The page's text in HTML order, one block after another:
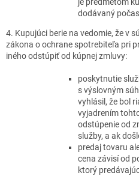
je predmetom
dodávaný
4. Kupujúci berie na vedomie, že v
zákona o ochrane spotrebiteľa pri
iného odstúpiť od kúpnej zmluvy:
poskytnutie
s výslovným
vyhlásil, že bol
vyjadrením
odstúpenie od
služby, a ak
predaj tovaru
cena závisí od
ktorý